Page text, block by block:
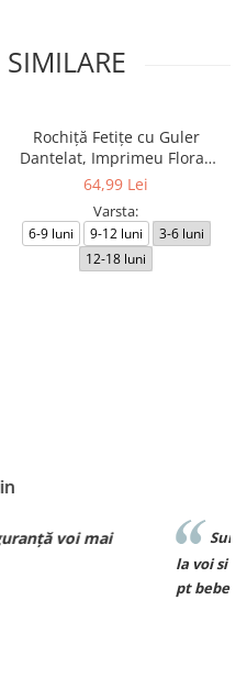
Rochiță Fetițe cu Guler
Dantelat, Imprimeu Floral,
Design Elegant
64,99 Lei
Varsta:
6-9 luni 9-12 luni
3-6 luni
12-18 luni
toate hainutele ce le am
excelenta voi reveni curand